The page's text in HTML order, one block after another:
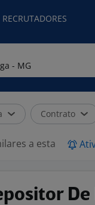
RECRUTADORES
Contrato
a esta